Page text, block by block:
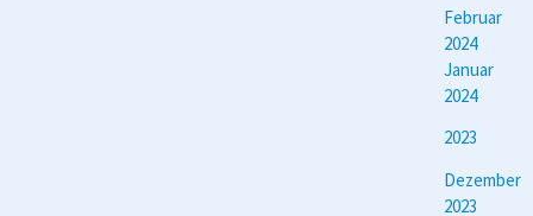
Februar
2024
Januar
2024
2023
Dezember
2023